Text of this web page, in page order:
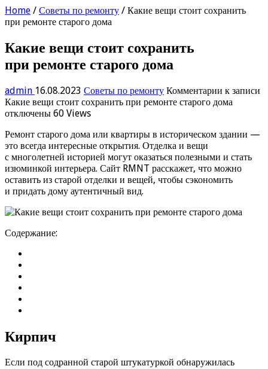
Home / Советы по ремонту / Какие вещи стоит сохранить
при ремонте старого дома
Какие вещи стоит сохранить
при ремонте старого дома
admin 16.08.2023 Советы по ремонту Комментарии к записи
Какие вещи стоит сохранить при ремонте старого дома
отключены 60 Views
Ремонт старого дома или квартиры в историческом здании —
это всегда интересные открытия. Отделка и вещи
с многолетней историей могут оказаться полезными и стать
изюминкой интерьера. Сайт RMNT расскажет, что можно
оставить из старой отделки и вещей, чтобы сэкономить
и придать дому аутентичный вид.
Содержание:
Кирпич
Если под содранной старой штукатуркой обнаружилась